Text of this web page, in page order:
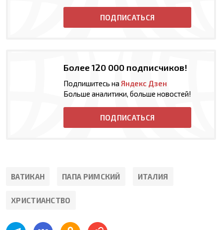
ПОДПИСАТЬСЯ
Более 120 000 подписчиков!
Подпишитесь на Яндекс Дзен
Больше аналитики, больше новостей!
ПОДПИСАТЬСЯ
ВАТИКАН ПАПА РИМСКИЙ ИТАЛИЯ
ХРИСТИАНСТВО